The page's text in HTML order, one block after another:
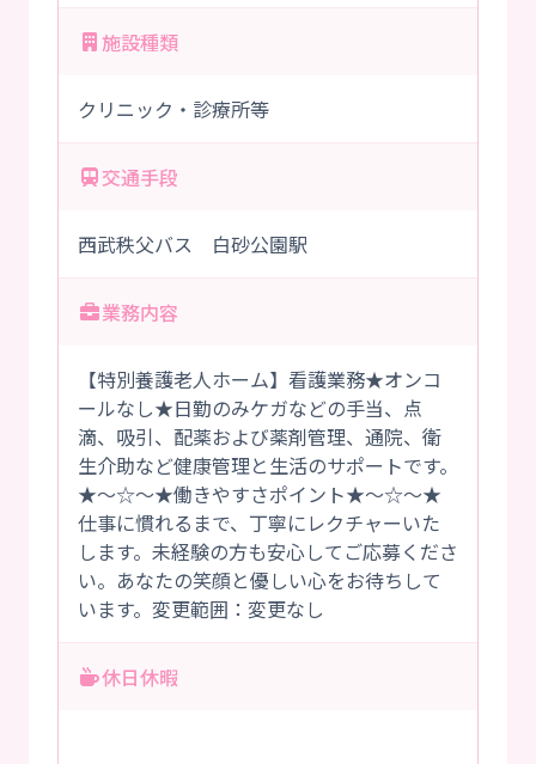
施設種類
クリニック・診療所等
交通手段
西武秩父バス 白砂公園駅
業務内容
【特別養護老人ホーム】看護業務★オンコ
ールなし★日勤のみケガなどの手当、点
滴、吸引、配薬および薬剤管理、通院、衛
生介助など健康管理と生活のサポートです。
★～☆～★働きやすさポイント★～☆～★
仕事に慣れるまで、丁寧にレクチャーいた
します。未経験の方も安心してご応募くださ
い。あなたの笑顔と優しい心をお待ちして
います。変更範囲：変更なし
休日休暇